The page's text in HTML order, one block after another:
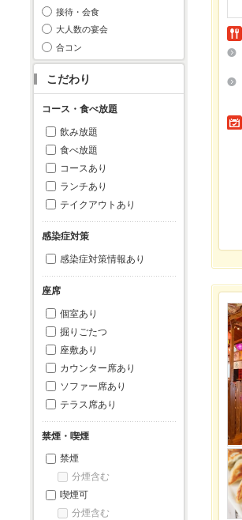
接待・会食
大人数の宴会
合コン
こだわり
コース・食べ放題
飲み放題
食べ放題
コースあり
ランチあり
テイクアウトあり
感染症対策
感染症対策情報あり
座席
個室あり
掘りごたつ
座敷あり
カウンター席あり
ソファー席あり
テラス席あり
禁煙・喫煙
禁煙
分煙含む
喫煙可
分煙含む